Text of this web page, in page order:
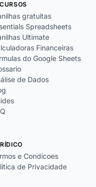
gratuitas
Spreadsheets
Ultimate
Financeiras
do Google Sheets
de Dados
e Condicoes
de Privacidade